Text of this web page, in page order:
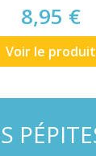
8,95 €
Voir le produit